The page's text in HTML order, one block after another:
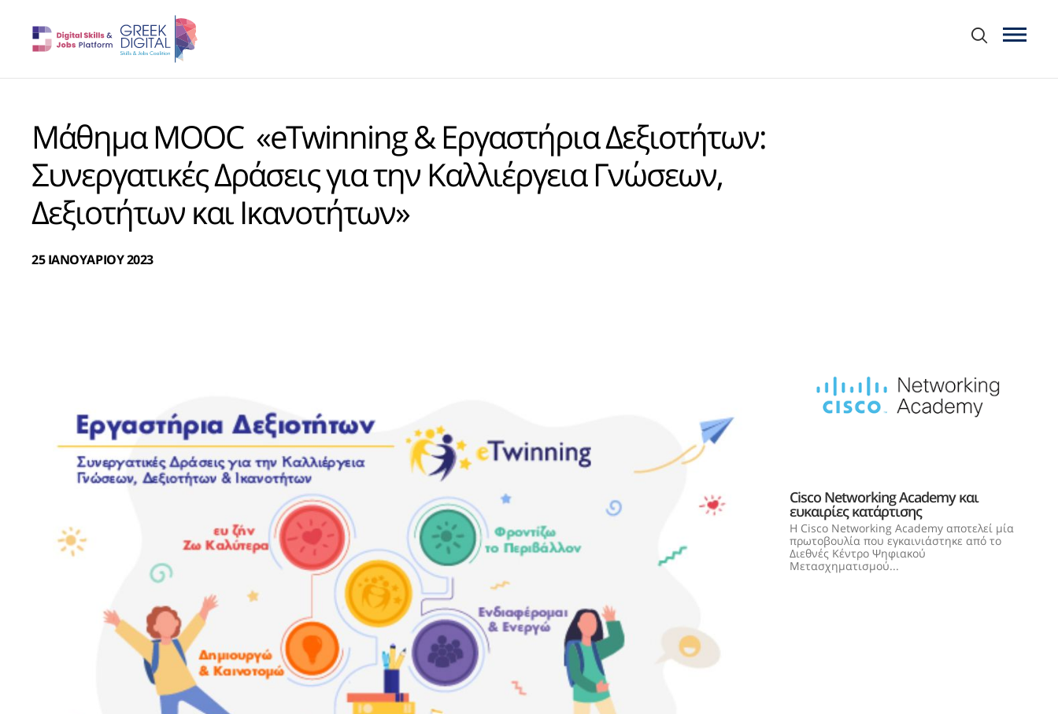
Μάθημα MOOC «eTwinning & Εργαστήρια Δεξιοτήτων:
Συνεργατικές Δράσεις για την Καλλιέργεια Γνώσεων,
Δεξιοτήτων και Ικανοτήτων»
25 ΙΑΝΟΥΑΡΙΟΥ 2023
Cisco Networking Academy και
ευκαιρίες κατάρτισης
Η Cisco Networking Academy αποτελεί μία
πρωτοβουλία που εγκαινιάστηκε από το
Διεθνές Κέντρο Ψηφιακού
Μετασχηματισμού...